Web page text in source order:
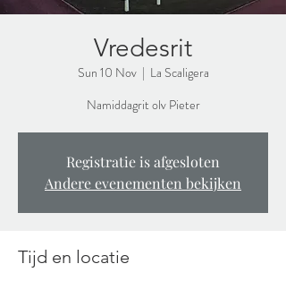
Vredesrit
Sun 10 Nov
  |
La Scaligera
Namiddagrit olv Pieter
Registratie is afgesloten
Andere evenementen bekijken
Tijd en locatie